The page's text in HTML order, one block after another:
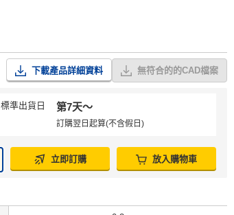
下載產品詳細資料 無符合的的CAD檔案
標準出貨日 第7天〜
訂購翌日起算(不含假日)
立即訂購 放入購物車